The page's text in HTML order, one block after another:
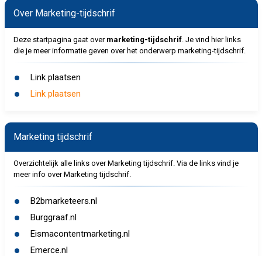
Over Marketing-tijdschrif
Deze startpagina gaat over marketing-tijdschrif. Je vind hier links
die je meer informatie geven over het onderwerp marketing-tijdschrif.
Link plaatsen
Link plaatsen
Marketing tijdschrif
Overzichtelijk alle links over Marketing tijdschrif. Via de links vind je
meer info over Marketing tijdschrif.
B2bmarketeers.nl
Burggraaf.nl
Eismacontentmarketing.nl
Emerce.nl